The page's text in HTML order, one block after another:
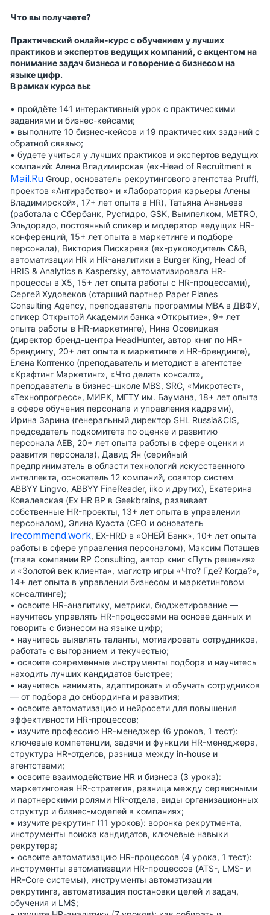
Что вы получаете?
Практический онлайн-курс с обучением у лучших
практиков и экспертов ведущих компаний, с акцентом на
понимание задач бизнеса и говорение с бизнесом на
языке цифр.
В рамках курса вы:
• пройдёте 141 интерактивный урок с практическими
заданиями и бизнес-кейсами;
• выполните 10 бизнес-кейсов и 19 практических заданий с
обратной связью;
• будете учиться у лучших практиков и экспертов ведущих
компаний: Алена Владимирская (ex-Head of Recruitment в
Mail.Ru Group, основатель рекрутингового агентства Pruffi,
проектов «Антирабство» и «Лаборатория карьеры Алены
Владимирской», 17+ лет опыта в HR), Татьяна Ананьева
(работала с Сбербанк, Русгидро, GSK, Вымпелком, METRO,
Эльдорадо, постоянный спикер и модератор ведущих HR-
конференций, 15+ лет опыта в маркетинге и подборе
персонала), Виктория Пискарева (ex-руководитель C&B,
автоматизации HR и HR-аналитики в Burger King, Head of
HRIS & Analytics в Kaspersky, автоматизировала HR-
процессы в Х5, 15+ лет опыта работы с HR-процессами),
Сергей Худовеков (старший партнер Paper Planes
Consulting Agency, преподаватель программы MBA в ДВФУ,
спикер Открытой Академии банка «Открытие», 9+ лет
опыта работы в HR-маркетинге), Нина Осовицкая
(директор бренд-центра HeadHunter, автор книг по HR-
брендингу, 20+ лет опыта в маркетинге и HR-брендинге),
Елена Коптенко (преподаватель и методист в агентстве
«Крафтинг Маркетинг», «Что делать консалт»,
преподаватель в бизнес-школе MBS, SRC, «Микротест»,
«Технопрогресс», МИРК, МГТУ им. Баумана, 18+ лет опыта
в сфере обучения персонала и управления кадрами),
Ирина Зарина (генеральный директор SHL Russia&CIS,
председатель подкомитета по оценке и развитию
персонала AEB, 20+ лет опыта работы в сфере оценки и
развития персонала), Давид Ян (серийный
предприниматель в области технологий искусственного
интеллекта, основатель 12 компаний, соавтор систем
ABBYY Lingvo, ABBYY FineReader, iiko и других), Екатерина
Ковалевская (Ex HR BP в Geekbrains, развивает
собственные HR-проекты, 13+ лет опыта в управлении
персоналом), Элина Куэста (CEO и основатель
irecommend.work, EX-HRD в «ОНЕЙ Банк», 10+ лет опыта
работы в сфере управления персоналом), Максим Поташев
(глава компании RP Consulting, автор книг «Путь решения»
и «Золотой век клиента», магистр игры «Что? Где? Когда?»,
14+ лет опыта в управлении бизнесом и маркетинговом
консалтинге);
• освоите HR-аналитику, метрики, бюджетирование —
научитесь управлять HR-процессами на основе данных и
говорить с бизнесом на языке цифр;
• научитесь выявлять таланты, мотивировать сотрудников,
работать с выгоранием и текучестью;
• освоите современные инструменты подбора и научитесь
находить лучших кандидатов быстрее;
• научитесь нанимать, адаптировать и обучать сотрудников
— от подбора до онбординга и развития;
• освоите автоматизацию и нейросети для повышения
эффективности HR-процессов;
• изучите профессию HR-менеджер (6 уроков, 1 тест):
ключевые компетенции, задачи и функции HR-менеджера,
структура HR-отделов, разница между in-house и
агентствами;
• освоите взаимодействие HR и бизнеса (3 урока):
маркетинговая HR-стратегия, разница между сервисными
и партнерскими ролями HR-отдела, виды организационных
структур и бизнес-моделей в компаниях;
• изучите рекрутинг (11 уроков): воронка рекрутмента,
инструменты поиска кандидатов, ключевые навыки
рекрутера;
• освоите автоматизацию HR-процессов (4 урока, 1 тест):
инструменты автоматизации HR-процессов (ATS-, LMS- и
HR-Core системы), инструменты автоматизации
рекрутинга, автоматизация постановки целей и задач,
обучения и LMS;